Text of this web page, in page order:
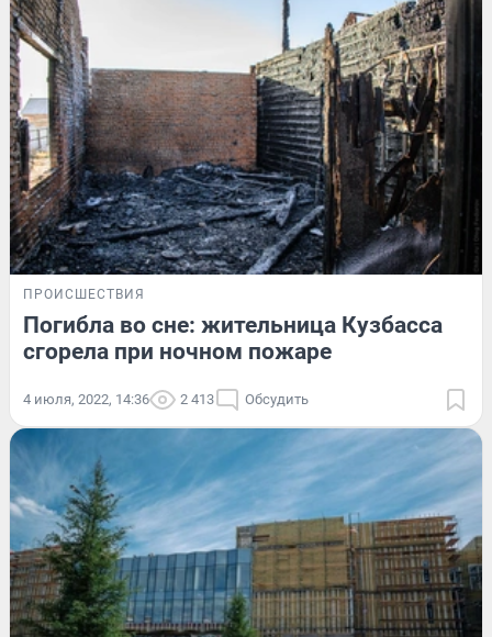
ПРОИСШЕСТВИЯ
Погибла во сне: жительница Кузбасса
сгорела при ночном пожаре
4 июля, 2022, 14:36 2 413 Обсудить